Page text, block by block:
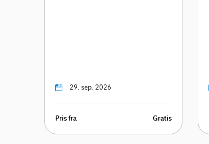
29. sep. 2026
Pris fra Gratis